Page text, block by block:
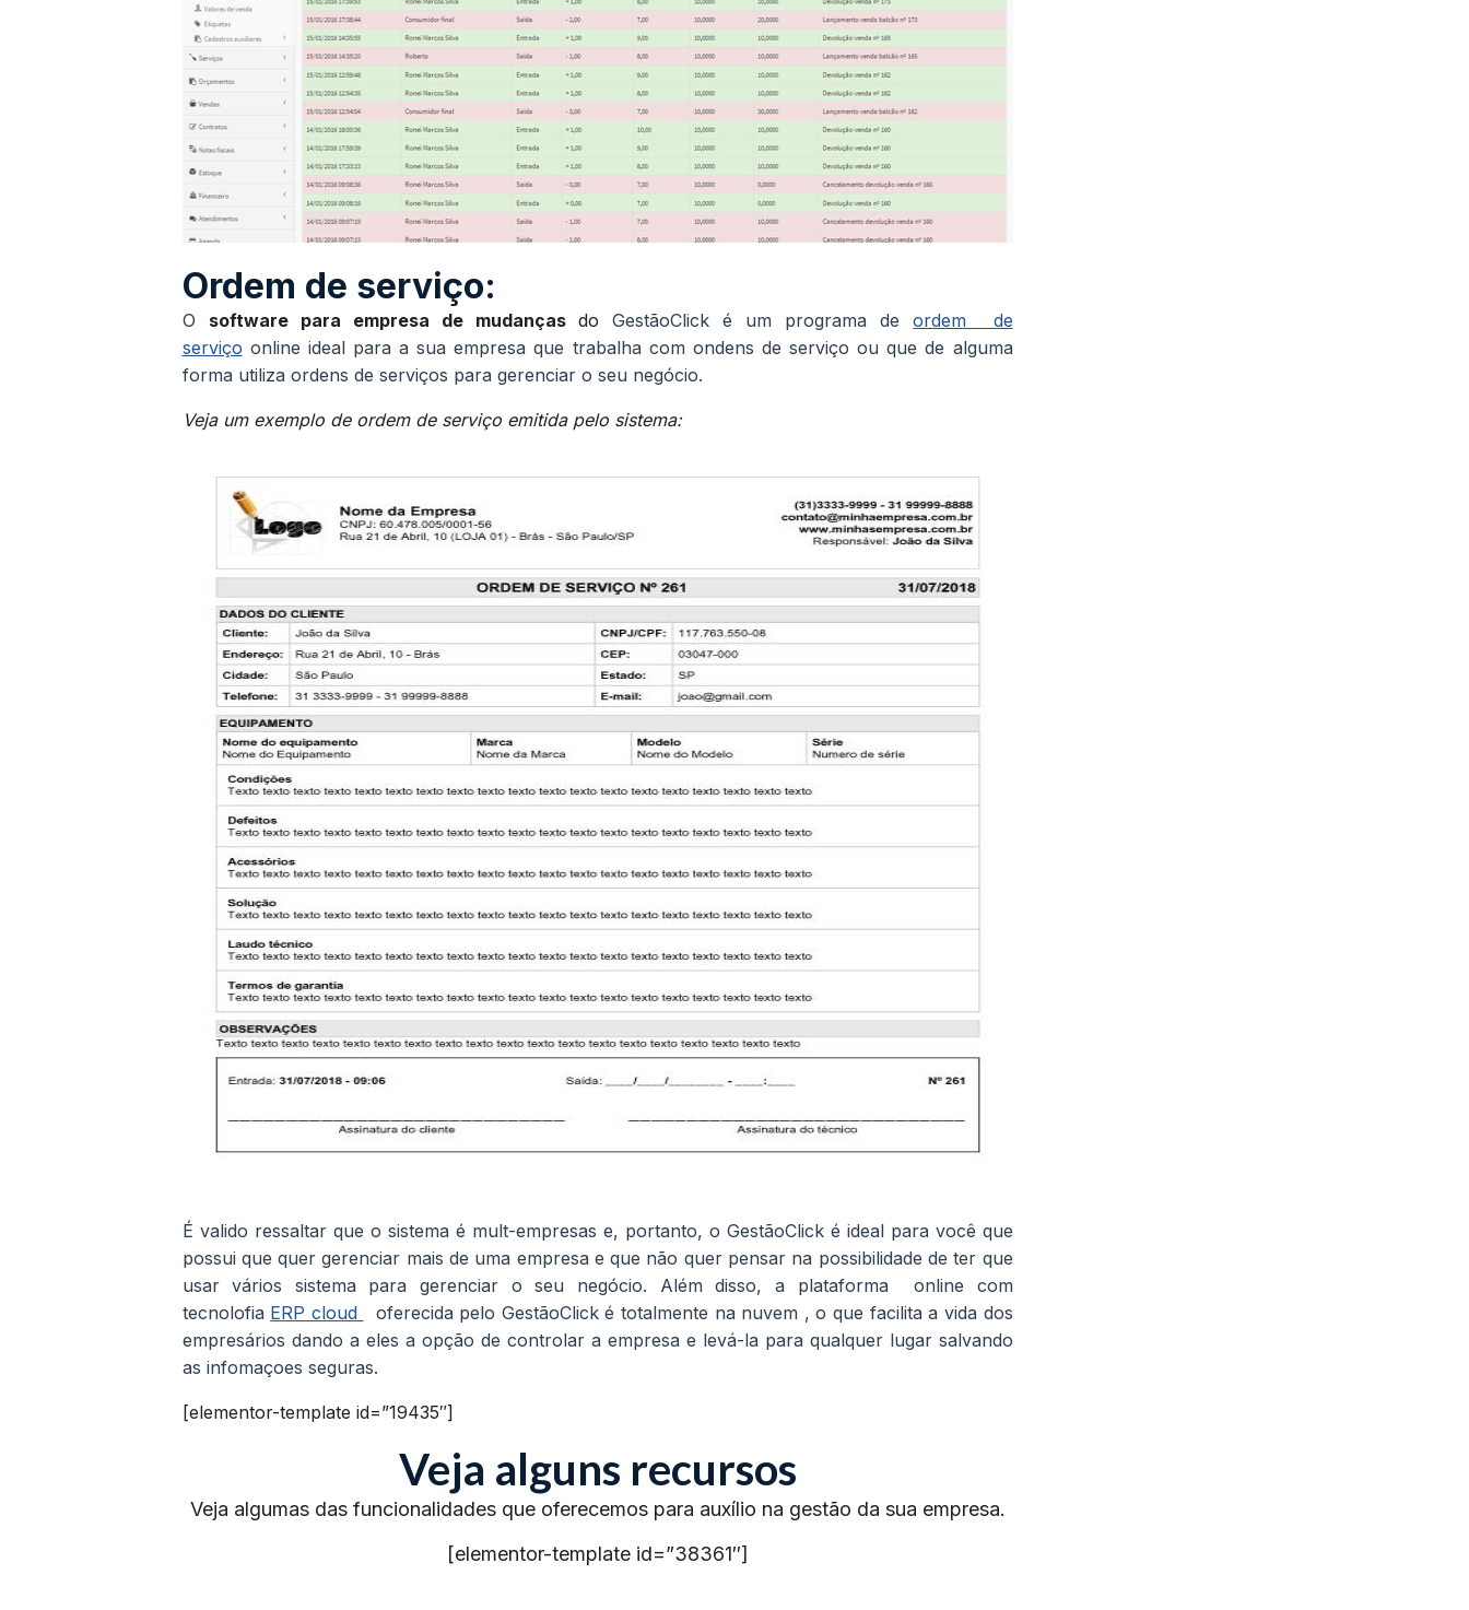
Ordem de serviço:
O software para empresa de mudanças do GestãoClick é um programa deordem de
serviço online ideal para a sua empresa que trabalha com ondens de serviço ou que de alguma
forma utiliza ordens de serviços para gerenciar o seu negócio.
Veja um exemplo de ordem de serviço emitida pelo sistema:
É valido ressaltar que o sistema é mult-empresas e, portanto, o GestãoClick é ideal para você que
possui que quer gerenciar mais de uma empresa e que não quer pensar na possibilidade de ter que
usar vários sistema para gerenciar o seu negócio. Além disso, a plataforma online com
tecnolofia ERP cloud
oferecida pelo GestãoClick é totalmente na nuvem , o que facilita a vida dos
empresários dando a eles a opção de controlar a empresa e levá-la para qualquer lugar salvando
as infomaçoes seguras.
[elementor-template id=”19435″]
Veja alguns recursos
Veja algumas das funcionalidades que oferecemos para auxílio na gestão da sua empresa.
[elementor-template id=”38361″]